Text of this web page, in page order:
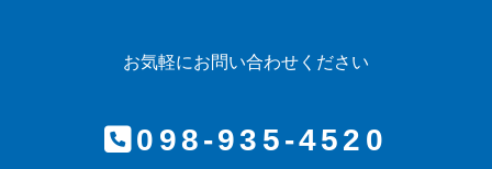
お気軽にお問い合わせください
098-935-4520